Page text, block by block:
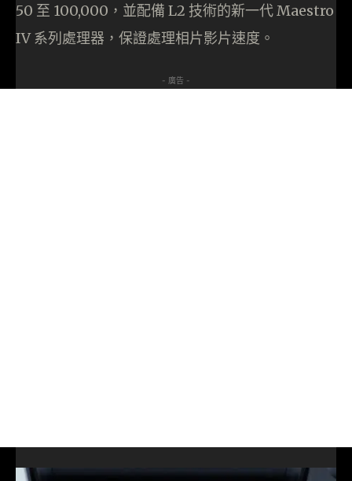
50 至 100,000，並配備 L2 技術的新一代 Maestro
IV 系列處理器，保證處理相片影片速度。
- 廣告 -